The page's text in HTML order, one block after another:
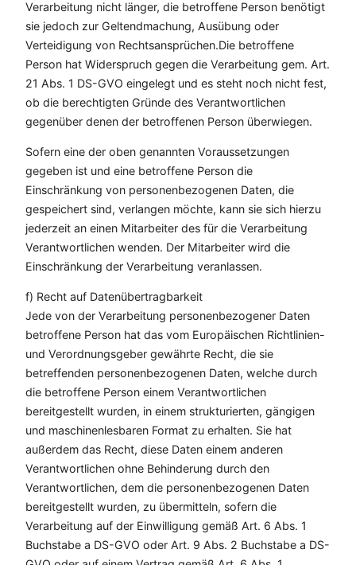
Verarbeitung nicht länger, die betroffene Person benötigt
sie jedoch zur Geltendmachung, Ausübung oder
Verteidigung von Rechtsansprüchen.Die betroffene
Person hat Widerspruch gegen die Verarbeitung gem. Art.
21 Abs. 1 DS-GVO eingelegt und es steht noch nicht fest,
ob die berechtigten Gründe des Verantwortlichen
gegenüber denen der betroffenen Person überwiegen.
Sofern eine der oben genannten Voraussetzungen
gegeben ist und eine betroffene Person die
Einschränkung von personenbezogenen Daten, die
gespeichert sind, verlangen möchte, kann sie sich hierzu
jederzeit an einen Mitarbeiter des für die Verarbeitung
Verantwortlichen wenden. Der Mitarbeiter wird die
Einschränkung der Verarbeitung veranlassen.
f) Recht auf Datenübertragbarkeit
Jede von der Verarbeitung personenbezogener Daten
betroffene Person hat das vom Europäischen Richtlinien-
und Verordnungsgeber gewährte Recht, die sie
betreffenden personenbezogenen Daten, welche durch
die betroffene Person einem Verantwortlichen
bereitgestellt wurden, in einem strukturierten, gängigen
und maschinenlesbaren Format zu erhalten. Sie hat
außerdem das Recht, diese Daten einem anderen
Verantwortlichen ohne Behinderung durch den
Verantwortlichen, dem die personenbezogenen Daten
bereitgestellt wurden, zu übermitteln, sofern die
Verarbeitung auf der Einwilligung gemäß Art. 6 Abs. 1
Buchstabe a DS-GVO oder Art. 9 Abs. 2 Buchstabe a DS-